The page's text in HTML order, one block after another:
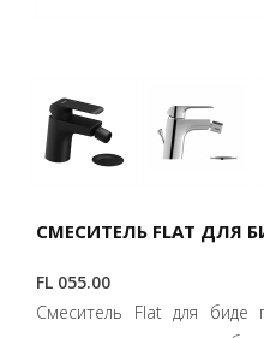
СМЕСИТЕЛЬ FLAT ДЛЯ
FL 055.00
Смеситель Flat для биде